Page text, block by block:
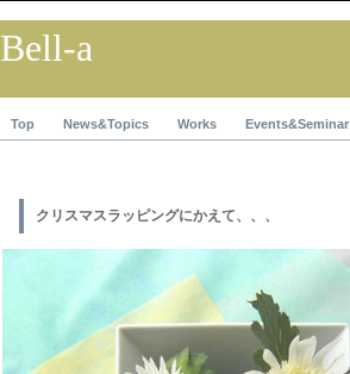
Bell-a
Top News&Topics Works Events&Seminar
クリスマスラッピングにかえて、、、